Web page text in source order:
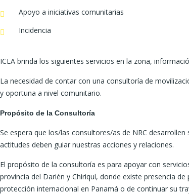
Apoyo a iniciativas comunitarias
Incidencia
ICLA brinda los siguientes servicios en la zona,
La necesidad de contar con una consultoría de
y oportuna a nivel comunitario.
Propósito de la Consultoría
Se espera que los/las consultores/as de NRC
actitudes deben guiar nuestras acciones y relaciones.
El propósito de la consultoría es para apoyar con
provincia del Darién y Chiriquí, donde existe presencia
protección internacional en Panamá o de continuar su